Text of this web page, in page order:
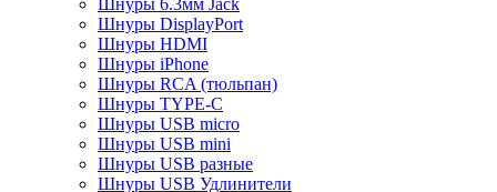
Шнуры 6.3мм Jack
Шнуры DisplayPort
Шнуры HDMI
Шнуры iPhone
Шнуры RCA (тюльпан)
Шнуры TYPE-C
Шнуры USB micro
Шнуры USB mini
Шнуры USB разные
Шнуры USB Удлинители